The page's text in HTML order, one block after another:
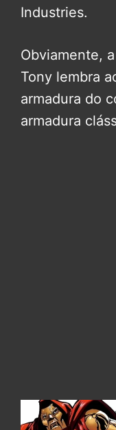
Industries.
Obviamente,
Tony lembra
armadura do
armadura